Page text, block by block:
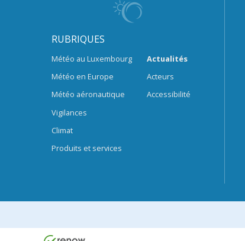
RUBRIQUES
Météo au Luxembourg
Météo en Europe
Météo aéronautique
Vigilances
Climat
Produits et services
Actualités
Acteurs
Accessibilité